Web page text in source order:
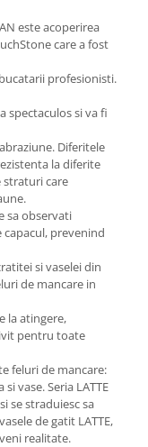
este acoperirea
care a fost
profesionisti.
spectaculos si va fi
Diferitele
la diferite
care
sa observati
prevenind
si vaselei din
de mancare in
la atingere,
pentru toate
feluri de mancare:
vase. Seria LATTE
se straduiesc sa
de gatit LATTE,
realitate.